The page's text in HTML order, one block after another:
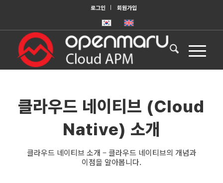
로그인 회원가입
클라우드 네이티브 (Cloud
Native) 소개
클라우드 네이티브 소개 – 클라우드 네이티브의 개념과
이점을 알아봅니다.